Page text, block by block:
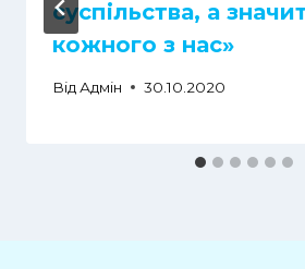
суспільства, а
кожного з нас»
Від Адмін 30.10.2020